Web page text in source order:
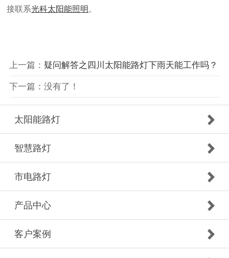
接联系光科太阳能照明 。
上一篇： 疑问解答之四川太阳能路灯下雨天能工作吗？
下一篇：没有了！
太阳能路灯
智慧路灯
市电路灯
产品中心
客户案例